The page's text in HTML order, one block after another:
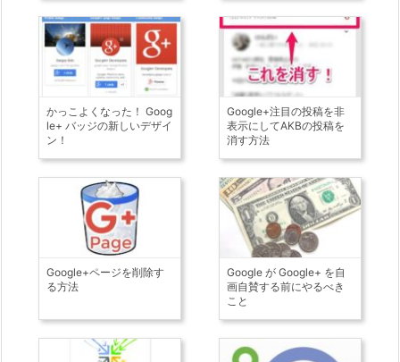
かっこよくなった！ Goog
le+ バッジの新しいデザイ
ン！
Google+注目の投稿を非
表示にしてAKBの投稿を
消す方法
Google+ページを削除す
る方法
Google が Google+ を自
画自賛する前にやるべき
こと